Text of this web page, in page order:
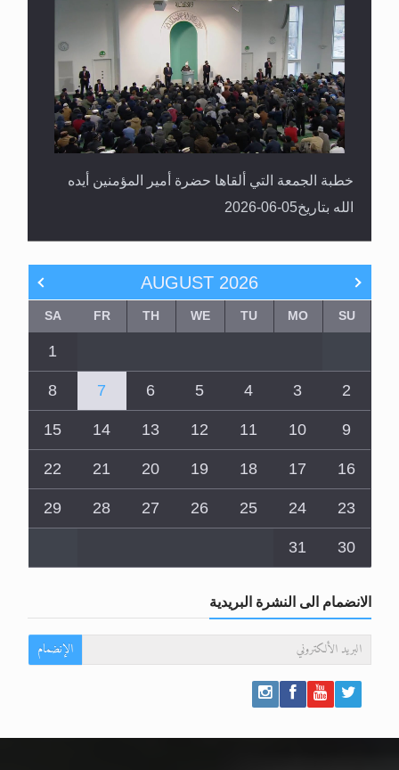
خطبة الجمعة التي ألقاها حضرة أمير المؤمنين أيده
الله بتاريخ05-06-2026
AUGUST 2026
SU
MO
TU
WE
TH
FR
SA
1
2
3
4
5
6
7
8
9
10
11
12
13
14
15
16
17
18
19
20
21
22
23
24
25
26
27
28
29
30
31
الانضمام الى النشرة البريدية
الإنضمام